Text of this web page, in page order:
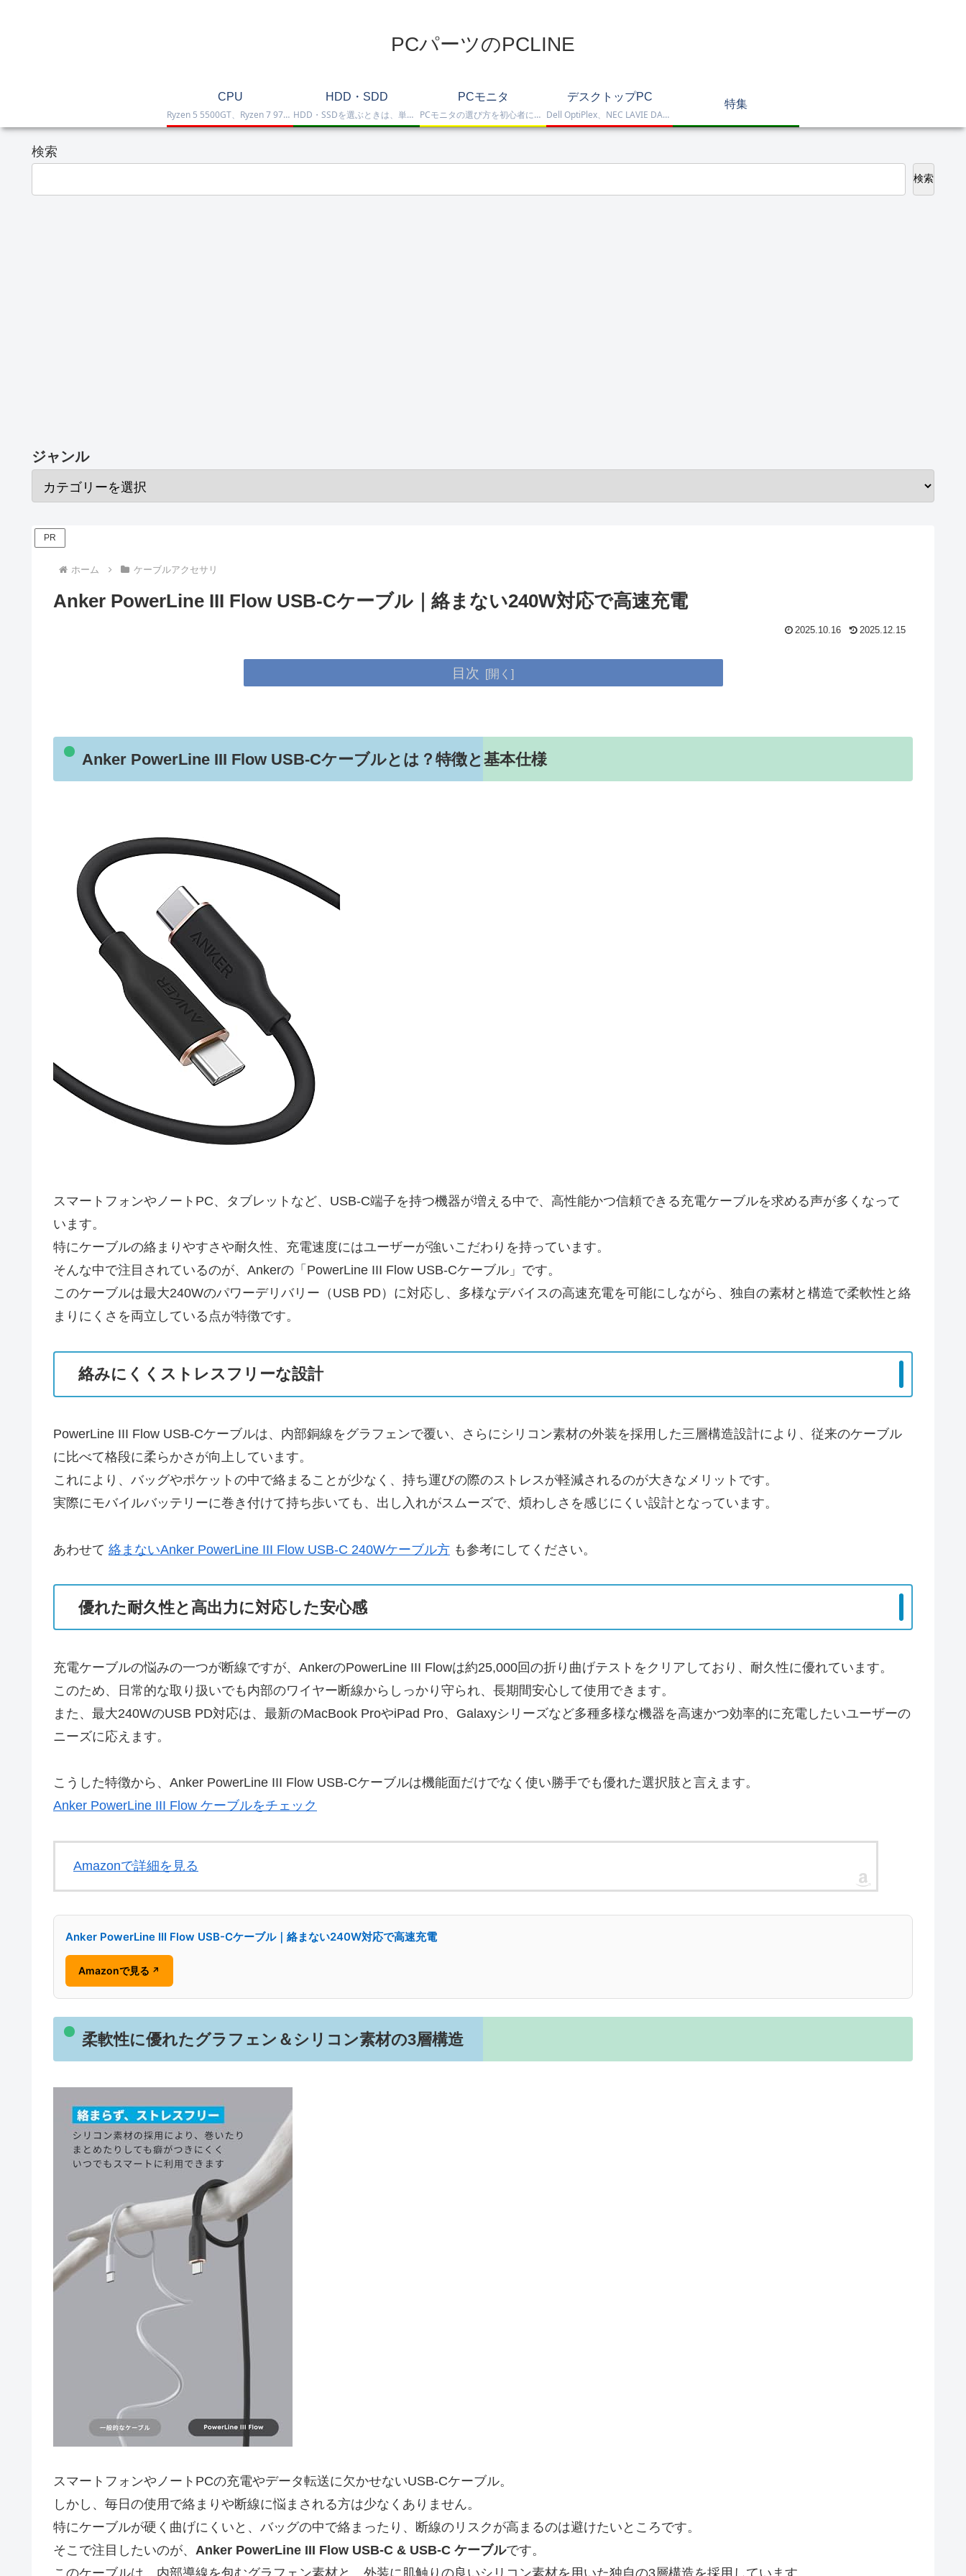
PCパーツのPCLINE
CPU
Ryzen 5 5500GT、Ryzen 7 9700X、Ryzen 7 9800X3D、Core Ultra 7 265K、Core i5-12400などを掲載したCPU一覧です。性能・価格・用途を比較しながら、自作PCやゲーミング向けの最適な1台を選べます。
HDD・SDD
HDD・SSDを選ぶときは、単に容量だけを見るのではなく、保存重視なのか、高速化したいのか、NAS運用なのか、外付けで使いたいのかまで整理して選ぶことが大切です。このカテゴリでは、HDDとSSDの基本的な違いを踏まえつつ、保存容量をしっかり確保したい方向けのHDD、高速起動や作業効率を重視したい方向けのSSD、さらにNAS向けHDDやNVMe SSD、SATA SSD、外付けストレージまで比較しや…
PCモニタ
PCモニタの選び方を初心者にも分かりやすく解説。ゲーミングモニタ、4K・高画質モニタ、モバイルモニタ、仕事・普段使い向けモニタまで、用途別に比較しやすくまとめています。
デスクトップPC
Dell OptiPlex、NEC LAVIE DA770、HP DT 24-cr2000、ASUS V470VAK、Dell 24 AIO EC24250などを掲載したデスクトップPC一覧です。一体型や整備済み品を比較しながら、用途に合うモデルを選べます。
特集
検索
検索
ジャンル
PR
ホーム ケーブルアクセサリ
Anker PowerLine III Flow USB-Cケーブル｜絡まない240W対応で高速充電
2025.10.16 2025.12.15
目次
Anker PowerLine III Flow USB-Cケーブルとは？特徴と基本仕様
スマートフォンやノートPC、タブレットなど、USB-C端子を持つ機器が増える中で、高性能かつ信頼できる充電ケーブルを求める声が多くなって
います。
特にケーブルの絡まりやすさや耐久性、充電速度にはユーザーが強いこだわりを持っています。
そんな中で注目されているのが、Ankerの「PowerLine III Flow USB-Cケーブル」です。
このケーブルは最大240Wのパワーデリバリー（USB PD）に対応し、多様なデバイスの高速充電を可能にしながら、独自の素材と構造で柔軟性と絡
まりにくさを両立している点が特徴です。
絡みにくくストレスフリーな設計
PowerLine III Flow USB-Cケーブルは、内部銅線をグラフェンで覆い、さらにシリコン素材の外装を採用した三層構造設計により、従来のケーブル
に比べて格段に柔らかさが向上しています。
これにより、バッグやポケットの中で絡まることが少なく、持ち運びの際のストレスが軽減されるのが大きなメリットです。
実際にモバイルバッテリーに巻き付けて持ち歩いても、出し入れがスムーズで、煩わしさを感じにくい設計となっています。
あわせて 絡まないAnker PowerLine III Flow USB-C 240Wケーブル方 も参考にしてください。
優れた耐久性と高出力に対応した安心感
充電ケーブルの悩みの一つが断線ですが、AnkerのPowerLine III Flowは約25,000回の折り曲げテストをクリアしており、耐久性に優れています。
このため、日常的な取り扱いでも内部のワイヤー断線からしっかり守られ、長期間安心して使用できます。
また、最大240WのUSB PD対応は、最新のMacBook ProやiPad Pro、Galaxyシリーズなど多種多様な機器を高速かつ効率的に充電したいユーザーの
ニーズに応えます。
こうした特徴から、Anker PowerLine III Flow USB-Cケーブルは機能面だけでなく使い勝手でも優れた選択肢と言えます。
Anker PowerLine III Flow ケーブルをチェック
Amazonで詳細を見る
Anker PowerLine III Flow USB-Cケーブル｜絡まない240W対応で高速充電
Amazonで見る ↗
柔軟性に優れたグラフェン＆シリコン素材の3層構造
スマートフォンやノートPCの充電やデータ転送に欠かせないUSB-Cケーブル。
しかし、毎日の使用で絡まりや断線に悩まされる方は少なくありません。
特にケーブルが硬く曲げにくいと、バッグの中で絡まったり、断線のリスクが高まるのは避けたいところです。
そこで注目したいのが、 Anker PowerLine III Flow USB-C & USB-C ケーブルです。